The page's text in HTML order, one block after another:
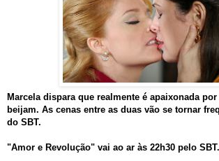
Marcela dispara que realmente é apaixonada
beijam. As cenas entre as duas vão se tornar
do SBT.
"Amor e Revolução" vai ao ar às 22h30 pelo SBT.